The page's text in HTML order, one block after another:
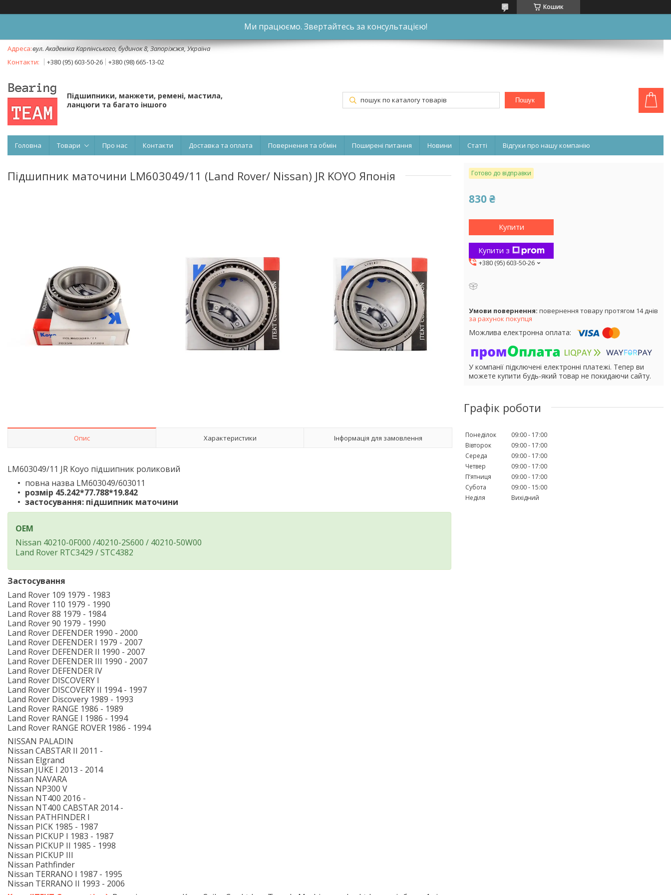
Кошик
Ми працюємо. Звертайтесь за консультацією!
вул. Академіка Карпінського, будинок 8, Запоріжжя, Україна
+380 (95) 603-50-26
+380 (98) 665-13-02
Підшипники, манжети, ремені, мастила,
ланцюги та багато іншого
Пошук
Головна Товари Про нас Контакти Доставка та оплата Повернення та обмін Поширені питання Новини Статті Відгуки про нашу компанію
Підшипник маточини LM603049/11 (Land Rover/ Nissan) JR KOYO Японія
Опис Характеристики Інформація для замовлення
LM603049/11 JR Koyo підшипник роликовий
повна назва LM603049/603011
розмір 45.242*77.788*19.842
застосування: підшипник маточини
OEM
Nissan 40210-0F000 /40210-2S600 / 40210-50W00
Land Rover RTC3429 / STC4382
Застосування
Land Rover 109 1979 - 1983
Land Rover 110 1979 - 1990
Land Rover 88 1979 - 1984
Land Rover 90 1979 - 1990
Land Rover DEFENDER 1990 - 2000
Land Rover DEFENDER I 1979 - 2007
Land Rover DEFENDER II 1990 - 2007
Land Rover DEFENDER III 1990 - 2007
Land Rover DEFENDER IV
Land Rover DISCOVERY I
Land Rover DISCOVERY II 1994 - 1997
Land Rover Discovery 1989 - 1993
Land Rover RANGE 1986 - 1989
Land Rover RANGE I 1986 - 1994
Land Rover RANGE ROVER 1986 - 1994
NISSAN PALADIN
Nissan CABSTAR II 2011 -
Nissan Elgrand
Nissan JUKE I 2013 - 2014
Nissan NAVARA
Nissan NP300 V
Nissan NT400 2016 -
Nissan NT400 CABSTAR 2014 -
Nissan PATHFINDER I
Nissan PICK 1985 - 1987
Nissan PICKUP I 1983 - 1987
Nissan PICKUP II 1985 - 1998
Nissan PICKUP III
Nissan Pathfinder
Nissan TERRANO I 1987 - 1995
Nissan TERRANO II 1993 - 2006
Готово до відправки
830 ₴
Купити
Купити з
+380 (95) 603-50-26
повернення товару протягом 14 днів
за рахунок покупця
У компанії підключені електронні платежі. Тепер ви
можете купити будь-який товар не покидаючи сайту.
Графік роботи
Понеділок 09:00
17:00
Вівторок
09:00
17:00
Середа
09:00
17:00
Четвер
09:00
17:00
Пʼятниця
09:00
17:00
Субота
09:00
15:00
Неділя
Вихідний